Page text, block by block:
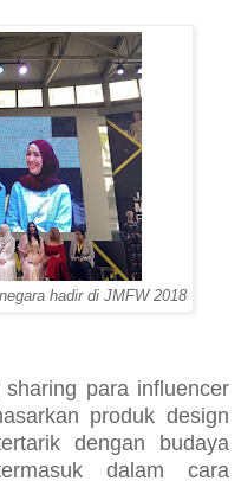
hadir di JMFW 2018
para influencer
produk design
dengan budaya
dalam cara